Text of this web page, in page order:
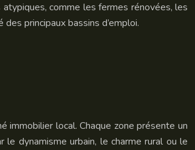
comme les fermes rénovées, les
principaux bassins d’emploi.
immobilier local. Chaque zone présente un
dynamisme urbain, le charme rural ou le